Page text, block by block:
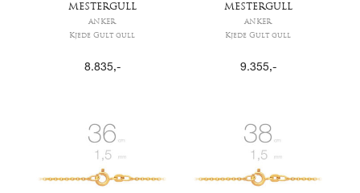
MESTERGULL
ANKER
Kjede Gult gull
8.835,-
MESTERGULL
ANKER
Kjede Gult gull
9.355,-